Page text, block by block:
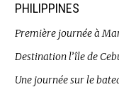
PHILIPPINES
Première journée à
Destination l’île de
Une journée sur le